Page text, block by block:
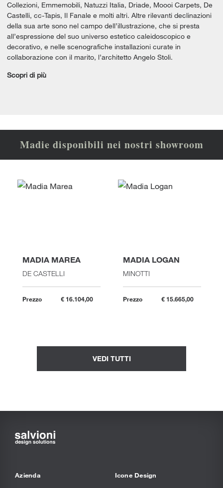
Collezioni, Emmemobili, Natuzzi Italia, Driade, Moooi Carpets, De
Castelli, cc-Tapis, Il Fanale e molti altri. Altre rilevanti declinazioni
della sua arte sono nel campo dell’illustrazione, che si presta
all’espressione del suo universo estetico caleidoscopico e
decorativo, e nelle scenografiche installazioni curate in
collaborazione con il marito, l’architetto Angelo Stoli.
Scopri di più
Madie disponibili nei nostri showroom
MADIA MAREA
DE CASTELLI
Prezzo € 16.104,00
MADIA LOGAN
MINOTTI
Prezzo € 15.665,00
VEDI TUTTI
Azienda
Icone Design